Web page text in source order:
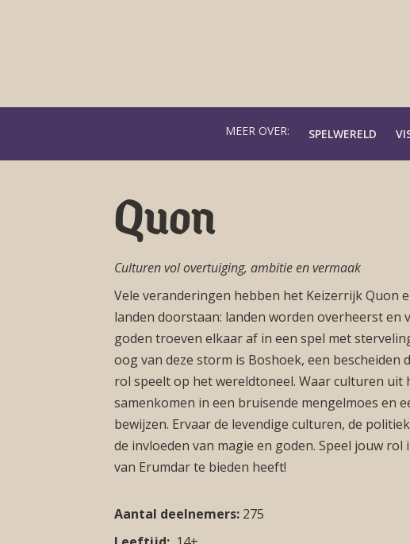
MEER OVER: SPELWERELD
Quon
Culturen vol overtuiging, ambitie en vermaak
Vele veranderingen hebben het Keizerrijk Quon
landen doorstaan: landen worden overheerst en
goden troeven elkaar af in een spel met
oog van deze storm is Boshoek, een bescheiden
rol speelt op het wereldtoneel. Waar culturen uit
samenkomen in een bruisende mengelmoes en
bewijzen. Ervaar de levendige culturen, de
de invloeden van magie en goden. Speel jouw rol
van Erumdar te bieden heeft!
Aantal deelnemers: 275